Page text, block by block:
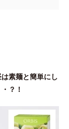
素麺と簡単にし
？！